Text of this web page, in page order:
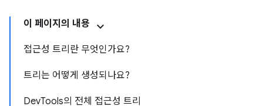
이 페이지의 내용
접근성 트리란 무엇인가요?
트리는 어떻게 생성되나요?
DevTools의 전체 접근성 트리